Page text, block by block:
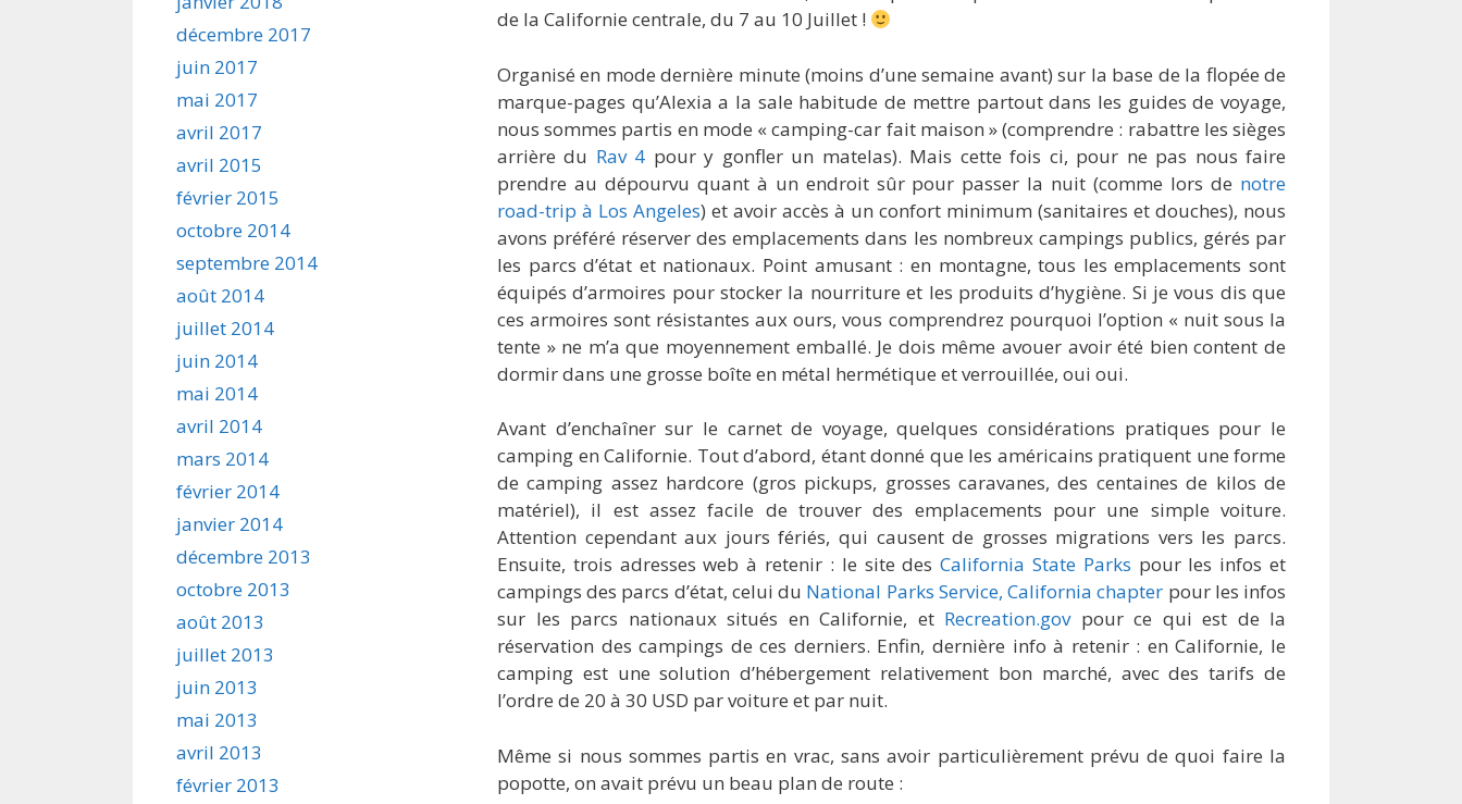
de la Californie centrale, du 7 au 10 Juillet !
Organisé en mode dernière minute (moins d’une semaine avant) sur la base de la flopée de
marque-pages qu’Alexia a la sale habitude de mettre partout dans les guides de voyage,
nous sommes partis en mode « camping-car fait maison » (comprendre : rabattre les sièges
arrière du Rav 4 pour y gonfler un matelas). Mais cette fois ci, pour ne pas nous faire
prendre au dépourvu quant à un endroit sûr pour passer la nuit (comme lors de notre
road-trip à Los Angeles) et avoir accès à un confort minimum (sanitaires et douches), nous
avons préféré réserver des emplacements dans les nombreux campings publics, gérés par
les parcs d’état et nationaux. Point amusant : en montagne, tous les emplacements sont
équipés d’armoires pour stocker la nourriture et les produits d’hygiène. Si je vous dis que
ces armoires sont résistantes aux ours, vous comprendrez pourquoi l’option « nuit sous la
tente » ne m’a que moyennement emballé. Je dois même avouer avoir été bien content de
dormir dans une grosse boîte en métal hermétique et verrouillée, oui oui.
Avant d’enchaîner sur le carnet de voyage, quelques considérations pratiques pour le
camping en Californie. Tout d’abord, étant donné que les américains pratiquent une forme
de camping assez hardcore (gros pickups, grosses caravanes, des centaines de kilos de
matériel), il est assez facile de trouver des emplacements pour une simple voiture.
Attention cependant aux jours fériés, qui causent de grosses migrations vers les parcs.
Ensuite, trois adresses web à retenir : le site desCalifornia State Parks pour les infos et
campings des parcs d’état, celui du National Parks Service, California chapter pour les infos
sur les parcs nationaux situés en Californie, et Recreation.govpour ce qui est de la
réservation des campings de ces derniers. Enfin, dernière info à retenir : en Californie, le
camping est une solution d’hébergement relativement bon marché, avec des tarifs de
l’ordre de 20 à 30 USD par voiture et par nuit.
Même si nous sommes partis en vrac, sans avoir particulièrement prévu de quoi faire la
popotte, on avait prévu un beau plan de route :
décembre 2017
juin 2017
mai 2017
avril 2017
avril 2015
février 2015
octobre 2014
septembre 2014
août 2014
juillet 2014
juin 2014
mai 2014
avril 2014
mars 2014
février 2014
janvier 2014
décembre 2013
octobre 2013
août 2013
juillet 2013
juin 2013
mai 2013
avril 2013
février 2013